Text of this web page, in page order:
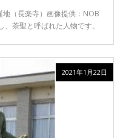
（長楽寺）画像提供：NOB
茶聖と呼ばれた人物です。
2021年1月22日